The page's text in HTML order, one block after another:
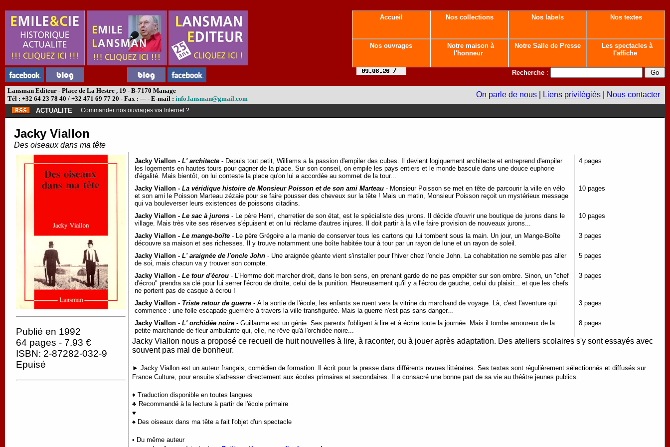
Accueil Nos collections Nos labels Nos textes
Nos ouvrages
Notre maison à
l'honneur
Notre Salle de Presse
Les spectacles à
l'affiche
Recherche :
Lansman Editeur - Place de La Hestre , 19 - B-7170 Manage
Tél : +32 64 23 78 40 / +32 471 69 77 20 - Fax : --- - E-mail : info.lansman@gmail.com On parle de nous Liens privilégiés Nous contacter
ACTUALITE Commander nos ouvrages via Internet ?
Jacky Viallon
Des oiseaux dans ma tête
Publié en 1992
64 pages - 7.93 €
ISBN: 2-87282-032-9
Epuisé
Jacky Viallon - L' architecte - Depuis tout petit, Williams a la passion d'empiler des cubes. Il devient logiquement architecte et entreprend d'empiler
les logements en hautes tours pour gagner de la place. Sur son conseil, on empile les pays entiers et le monde bascule dans une douce euphorie
d'égalité. Mais bientôt, on lui conteste la place qu'on lui a accordée au sommet de la tour...
4 pages
Jacky Viallon - La véridique histoire de Monsieur Poisson et de son ami Marteau - Monsieur Poisson se met en tête de parcourir la ville en vélo
et son ami le Poisson Marteau zézaie pour se faire pousser des cheveux sur la tête ! Mais un matin, Monsieur Poisson reçoit un mystérieux message
qui va bouleverser leurs existences de poissons citadins.
10 pages
Jacky Viallon - Le sac à jurons - Le père Henri, charretier de son état, est le spécialiste des jurons. Il décide d'ouvrir une boutique de jurons dans le
village. Mais très vite ses réserves s'épuisent et on lui réclame d'autres injures. Il doit partir à la ville faire provision de nouveaux jurons...
10 pages
Jacky Viallon - Le mange-boîte - Le père Grégoire a la manie de conserver tous les cartons qui lui tombent sous la main. Un jour, un Mange-Boîte
découvre sa maison et ses richesses. Il y trouve notamment une boîte habitée tour à tour par un rayon de lune et un rayon de soleil.
3 pages
Jacky Viallon - L' araignée de l'oncle John - Une araignée géante vient s'installer pour l'hiver chez l'oncle John. La cohabitation ne semble pas aller
de soi, mais chacun va y trouver son compte.
5 pages
Jacky Viallon - Le tour d'écrou - L'Homme doit marcher droit, dans le bon sens, en prenant garde de ne pas empièter sur son ombre. Sinon, un "chef
d'écrou" prendra sa clé pour lui serrer l'écrou de droite, celui de la punition. Heureusement qu'il y a l'écrou de gauche, celui du plaisir... et que les chefs
ne portent pas de casque à écrou !
3 pages
Jacky Viallon - Triste retour de guerre - A la sortie de l'école, les enfants se ruent vers la vitrine du marchand de voyage. Là, c'est l'aventure qui
commence : une folle escapade guerrière à travers la ville transfigurée. Mais la guerre n'est pas sans danger...
3 pages
Jacky Viallon - L' orchidée noire - Guillaume est un génie. Ses parents l'obligent à lire et à écrire toute la journée. Mais il tombe amoureux de la
petite marchande de fleur ambulante qui, elle, ne rêve qu'à l'orchidée noire...
8 pages
Jacky Viallon nous a proposé ce recueil de huit nouvelles à lire, à raconter, ou à jouer après adaptation. Des ateliers scolaires s'y sont essayés avec
souvent pas mal de bonheur.
► Jacky Viallon est un auteur français, comédien de formation. Il écrit pour la presse dans différents revues littéraires. Ses textes sont régulièrement sélectionnés et diffusés sur
France Culture, pour ensuite s'adresser directement aux écoles primaires et secondaires. Il a consacré une bonne part de sa vie au théâtre jeunes publics.
♦ Traduction disponible en toutes langues
♣ Recommandé à la lecture à partir de l'école primaire
♥
♠ Des oiseaux dans ma tête a fait l'objet d'un spectacle
• Du même auteur